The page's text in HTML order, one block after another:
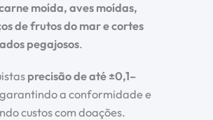
moída, aves moídas,
de frutos do mar e cortes
pegajosos.
precisão de até ±0,1–
a conformidade e
custos com doações.